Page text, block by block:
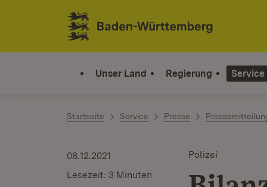
Zum Inhalt springen
Link zur Startseite
Unser Land Regierung Service
Startseite Service Presse
Polizei
08.12.2021
Lesezeit: 3 Minuten